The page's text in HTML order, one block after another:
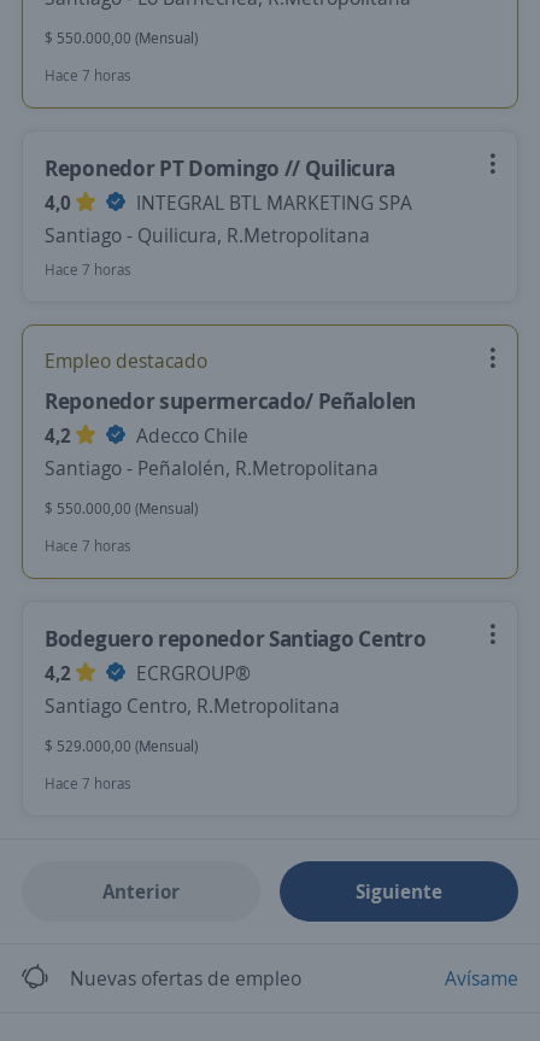
$ 550.000,00 (Mensual)
Hace 7 horas
Reponedor PT Domingo // Quilicura
4,0
INTEGRAL BTL MARKETING SPA
Santiago - Quilicura, R.Metropolitana
Hace 7 horas
Empleo destacado
Reponedor supermercado/ Peñalolen
4,2
Adecco Chile
Santiago - Peñalolén, R.Metropolitana
$ 550.000,00 (Mensual)
Hace 7 horas
Bodeguero reponedor Santiago Centro
4,2
ECRGROUP®️
Santiago Centro, R.Metropolitana
$ 529.000,00 (Mensual)
Hace 7 horas
Anterior Siguiente
Nuevas ofertas de empleo Avísame